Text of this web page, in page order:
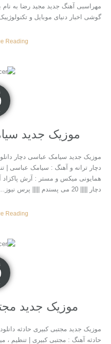
گوشی اخبار دنیای موبایل و
Reading...
موزیک جدید
موزیک جدید سیامک عباسی دچار
دچار ترانه و آهنگ : سیامک عباسی |
همایونی میکس و مستر : آرش پاکزاد
دچار ||||| 20 می پسندم ||||| پرس نیوز...
Reading...
موزیک جدید
موزیک جدید مجتبی کبیری حادثه
حادثه آهنگ : مجتبی کبیری | تنظیم ،